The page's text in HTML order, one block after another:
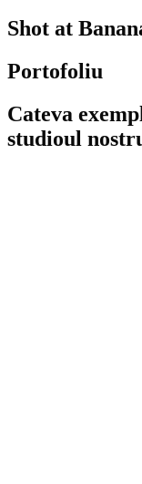
Shot at
Portofoliu
Cateva
studioul